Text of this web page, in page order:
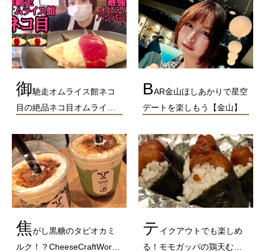
御馳走オムライス館ネコ
目の絶品ネコ目オムライ…
BAR金山ほしあかりで星空
デートを楽しもう【金山】
焦がし黒糖のタピオカミ
ルク！？CheeseCraftWor…
テ イクアウトでも楽しめ
る！モモガッパの鶏天む…